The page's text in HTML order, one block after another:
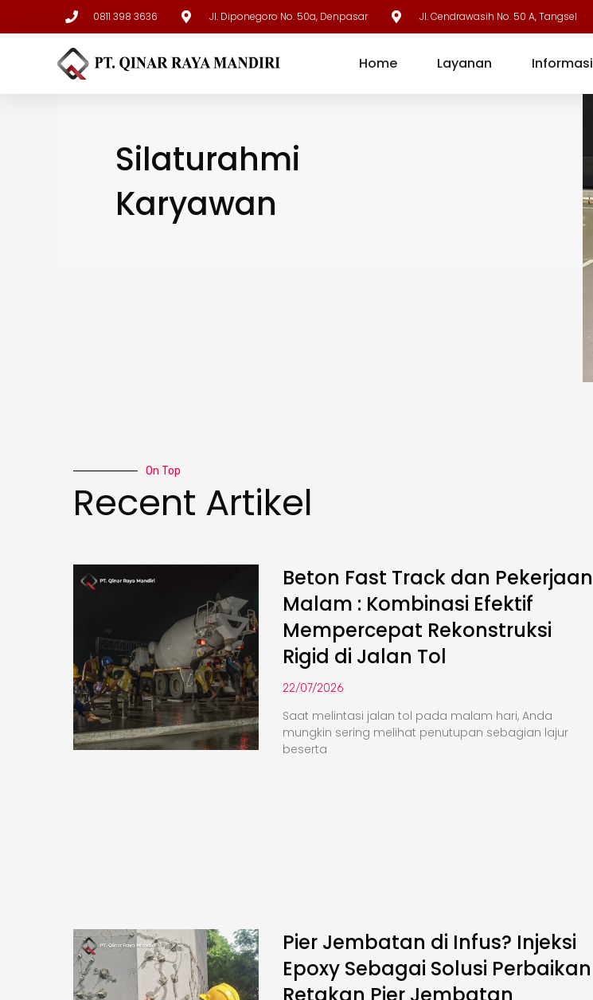
0811 398 3636 Jl. Diponegoro No. 50a, Denpasar Jl. Cendrawasih No. 50 A, Tangsel
Home Layanan Informasi
Silaturahmi
Karyawan
On Top
Recent Artikel
Beton Fast Track dan Pekerjaan
Malam : Kombinasi Efektif
Mempercepat Rekonstruksi
Rigid di Jalan Tol
22/07/2026
Saat melintasi jalan tol pada malam hari, Anda
mungkin sering melihat penutupan sebagian lajur
beserta
Pier Jembatan di Infus? Injeksi
Epoxy Sebagai Solusi Perbaikan
Retakan Pier Jembatan